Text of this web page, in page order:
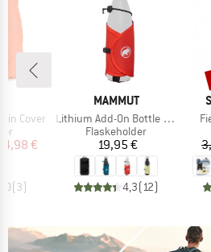
Cover
pris
€
(3)
MÆRKE
MAMMUT
Artikel
Lithium Add-On Bottle Holder
Produktgruppe
Flaskeholder
Pris
19,95 €
4,3( 12)